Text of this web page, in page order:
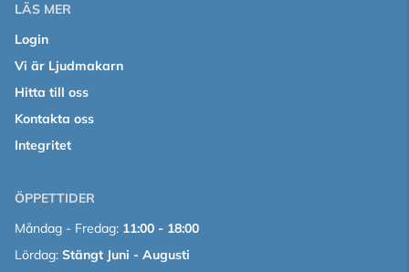
LÄS MER
Login
Vi är Ljudmakarn
Hitta till oss
Kontakta oss
Integritet
ÖPPETTIDER
Måndag - Fredag: 11:00 - 18:00
Lördag: Stängt Juni - Augusti